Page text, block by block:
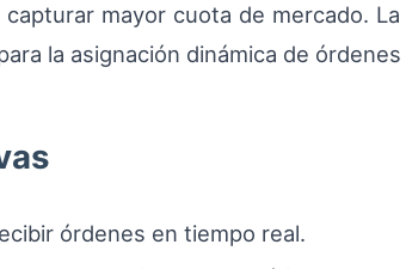
mayor cuota de mercado.
la asignación dinámica de
órdenes en tiempo real.